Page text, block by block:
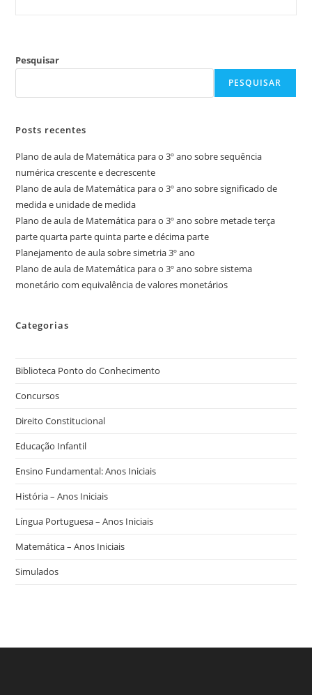
Pesquisar
PESQUISAR
Posts recentes
Plano de aula de Matemática para o 3º ano sobre sequência
numérica crescente e decrescente
Plano de aula de Matemática para o 3º ano sobre significado de
medida e unidade de medida
Plano de aula de Matemática para o 3º ano sobre metade terça
parte quarta parte quinta parte e décima parte
Planejamento de aula sobre simetria 3º ano
Plano de aula de Matemática para o 3º ano sobre sistema
monetário com equivalência de valores monetários
Categorias
Biblioteca Ponto do Conhecimento
Concursos
Direito Constitucional
Educação Infantil
Ensino Fundamental: Anos Iniciais
História – Anos Iniciais
Língua Portuguesa – Anos Iniciais
Matemática – Anos Iniciais
Simulados